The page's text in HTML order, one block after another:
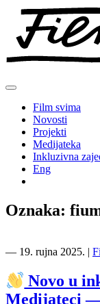
Preskoči
sadržaj
Film svima
Novosti
Projekti
Medijateka
Inkluzivna
Eng
Oznaka:
― 19. rujna 2025. |
Novo u
Medijateci